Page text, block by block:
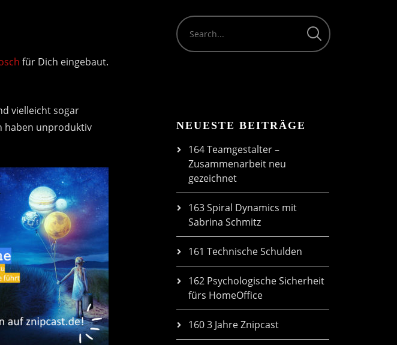
volume.
für Dich eingebaut.
vielleicht sogar
haben unproduktiv
NEUESTE BEITRÄGE
164 Teamgestalter –
Zusammenarbeit neu
gezeichnet
163 Spiral Dynamics mit
Sabrina Schmitz
161 Technische Schulden
162 Psychologische Sicherheit
fürs HomeOffice
160 3 Jahre Znipcast